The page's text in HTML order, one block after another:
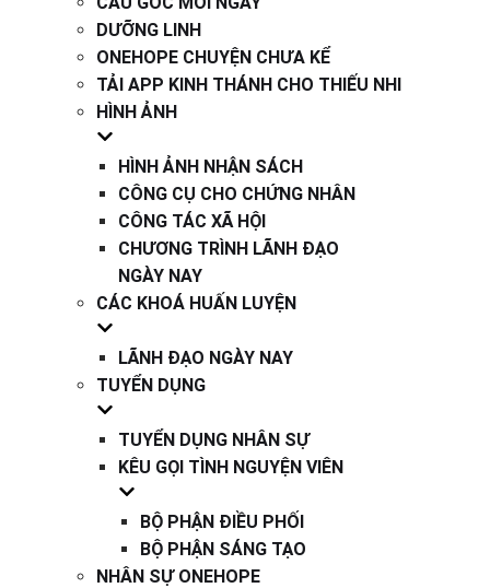
DƯỠNG LINH
ONEHOPE CHUYỆN CHƯA KỂ
TẢI APP KINH THÁNH CHO THIẾU NHI
HÌNH ẢNH
HÌNH ẢNH NHẬN SÁCH
CÔNG CỤ CHO CHỨNG NHÂN
CÔNG TÁC XÃ HỘI
CHƯƠNG TRÌNH LÃNH ĐẠO
NGÀY NAY
CÁC KHOÁ HUẤN LUYỆN
LÃNH ĐẠO NGÀY NAY
TUYỂN DỤNG
TUYỂN DỤNG NHÂN SỰ
KÊU GỌI TÌNH NGUYỆN VIÊN
BỘ PHẬN ĐIỀU PHỐI
BỘ PHẬN SÁNG TẠO
NHÂN SỰ ONEHOPE